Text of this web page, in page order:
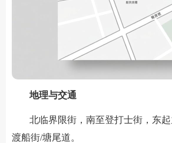
地理与交通
北临界限街，南至登打士街，东
渡船街/塘尾道。